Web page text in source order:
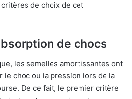
de choix de cet
de chocs
les semelles amortissantes ont
le choc ou la pression lors de la
De ce fait, le premier critère